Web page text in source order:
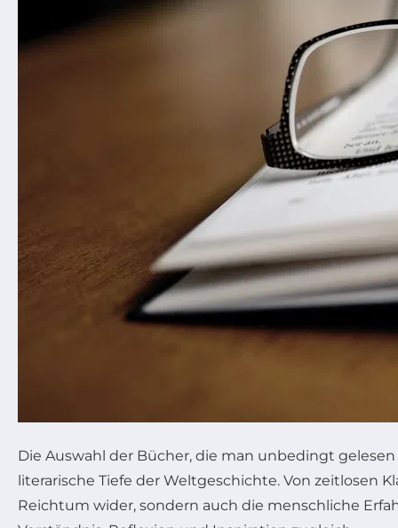
Die Auswahl der Bücher, die man unbedingt
literarische Tiefe der Weltgeschichte. Von zeitlosen
Reichtum wider, sondern auch die menschliche